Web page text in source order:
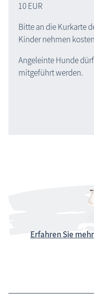
10 EUR
Bitte an die Kurkarte
Kinder nehmen
Angeleinte Hunde
mitgeführt werden.
Erfahren Sie